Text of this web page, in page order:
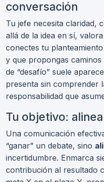
conversación
Tu jefe necesita claridad,
allá de la idea en sí,
conectes tu
y que propongas
de “desafío” suele
presenta sin comprender
responsabilidad que
Tu objetivo:
Una comunicación
“ganar” un debate, sino
incertidumbre. Enmarca
contribución al resultado